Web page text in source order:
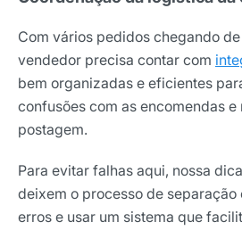
Com vários pedidos chegando
vendedor precisa contar com
bem organizadas e eficientes
confusões com as encomendas
postagem.
Para evitar falhas aqui, nossa
deixem o processo de separação
erros e usar um sistema que